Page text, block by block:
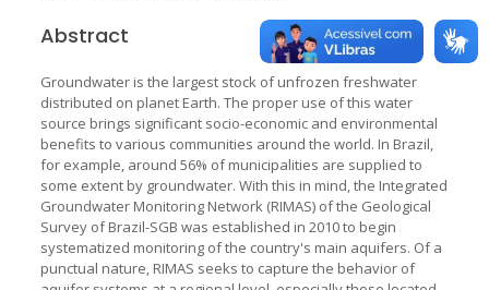
Abstract
Groundwater is the largest stock of unfrozen freshwater
distributed on planet Earth. The proper use of this water
source brings significant socio-economic and environmental
benefits to various communities around the world. In Brazil,
for example, around 56% of municipalities are supplied to
some extent by groundwater. With this in mind, the Integrated
Groundwater Monitoring Network (RIMAS) of the Geological
Survey of Brazil-SGB was established in 2010 to begin
systematized monitoring of the country's main aquifers. Of a
punctual nature, RIMAS seeks to capture the behavior of